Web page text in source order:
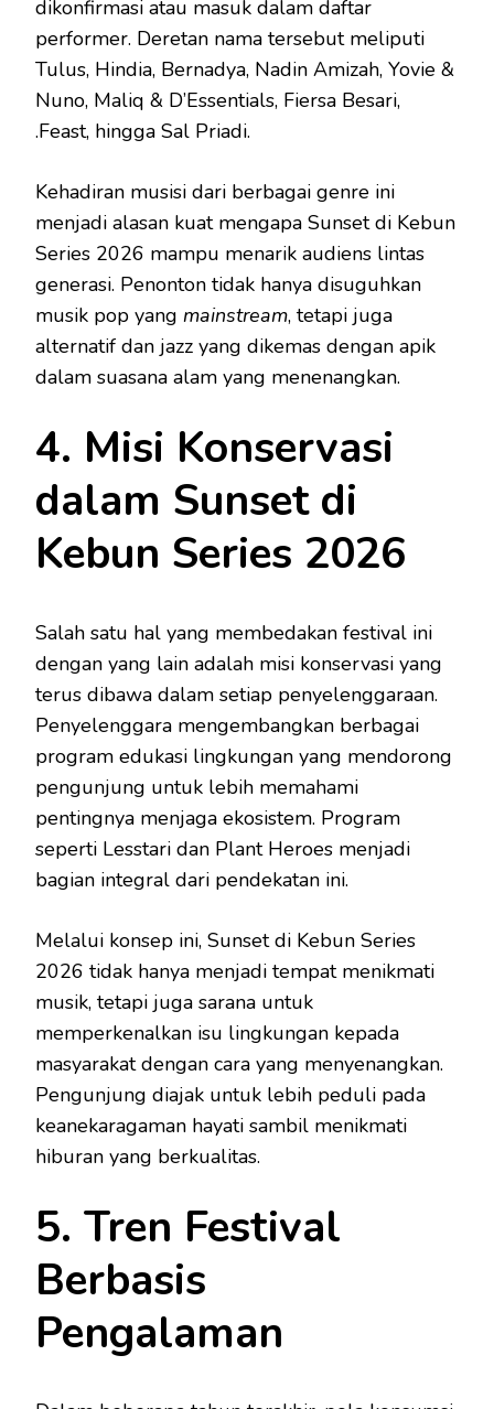
dikonfirmasi atau masuk dalam daftar
performer. Deretan nama tersebut meliputi
Tulus, Hindia, Bernadya, Nadin Amizah, Yovie &
Nuno, Maliq & D’Essentials, Fiersa Besari,
.Feast, hingga Sal Priadi.
Kehadiran musisi dari berbagai genre ini
menjadi alasan kuat mengapa Sunset di Kebun
Series 2026 mampu menarik audiens lintas
generasi. Penonton tidak hanya disuguhkan
musik pop yang mainstream, tetapi juga
alternatif dan jazz yang dikemas dengan apik
dalam suasana alam yang menenangkan.
4. Misi Konservasi
dalam Sunset di
Kebun Series 2026
Salah satu hal yang membedakan festival ini
dengan yang lain adalah misi konservasi yang
terus dibawa dalam setiap penyelenggaraan.
Penyelenggara mengembangkan berbagai
program edukasi lingkungan yang mendorong
pengunjung untuk lebih memahami
pentingnya menjaga ekosistem. Program
seperti Lesstari dan Plant Heroes menjadi
bagian integral dari pendekatan ini.
Melalui konsep ini, Sunset di Kebun Series
2026 tidak hanya menjadi tempat menikmati
musik, tetapi juga sarana untuk
memperkenalkan isu lingkungan kepada
masyarakat dengan cara yang menyenangkan.
Pengunjung diajak untuk lebih peduli pada
keanekaragaman hayati sambil menikmati
hiburan yang berkualitas.
5. Tren Festival
Berbasis
Pengalaman